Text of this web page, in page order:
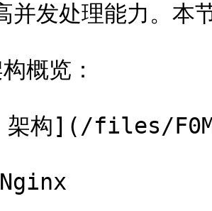
并发处理能力。
概览：
构](/files/